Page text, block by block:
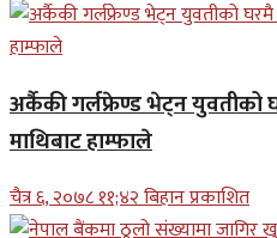
अर्कैकी गर्लफ्रेण्ड भेट्न
माथिबाट हाम्फाले
चैत्र ६, २०७८ ११;४२ बिहान प्रकाशित